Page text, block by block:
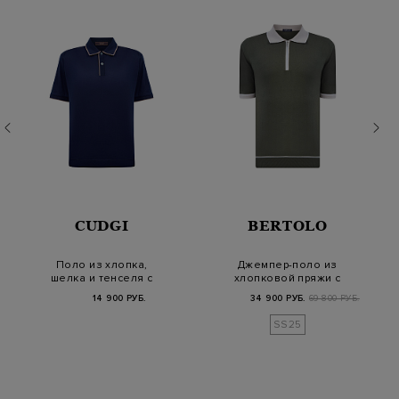
CUDGI
Поло из хлопка,
шелка и тенселя с
14 900 РУБ.
BERTOLO
Джемпер-поло из
хлопковой пряжи с
34 900 РУБ. 69 800 РУБ.
SS25